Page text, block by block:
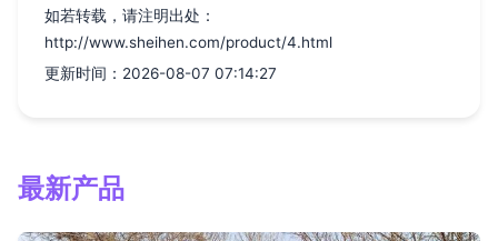
如若转载，请注明出处：
http://www.sheihen.com/product/4.html
更新时间：2026-08-07 07:14:27
最新产品